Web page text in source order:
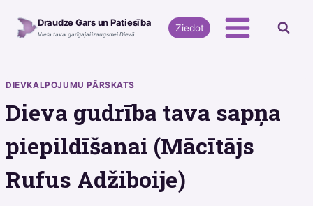
Draudze Gars un Patiesība
Vieta tavai garīgajai izaugsmei Dievā
Ziedot
DIEVKALPOJUMU PĀRSKATS
Dieva gudrība tava sapņa
piepildīšanai (Mācītājs
Rufus Adžiboije)